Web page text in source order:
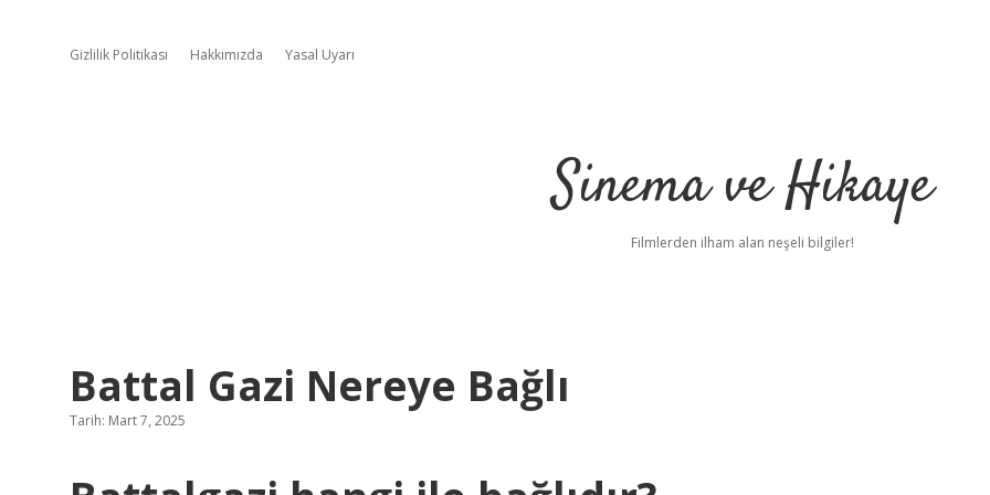
Gizlilik Politikası Hakkımızda Yasal Uyarı
Sinema ve Hikaye
Filmlerden ilham alan neşeli bilgiler!
Battal Gazi Nereye Bağlı
Tarih: Mart 7, 2025